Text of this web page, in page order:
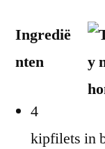
Ingredië
nten
4
kipfilets in